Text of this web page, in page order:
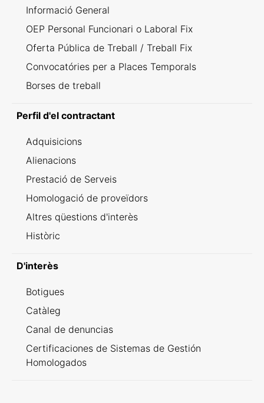
Informació General
OEP Personal Funcionari o Laboral Fix
Oferta Pública de Treball / Treball Fix
Convocatóries per a Places Temporals
Borses de treball
Perfil d'el contractant
Adquisicions
Alienacions
Prestació de Serveis
Homologació de proveïdors
Altres qüestions d'interès
Històric
D'interès
Botigues
Catàleg
Canal de denuncias
Certificaciones de Sistemas de Gestión
Homologados